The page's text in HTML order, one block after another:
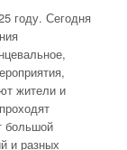
году. Сегодня
жители и
большой
и разных